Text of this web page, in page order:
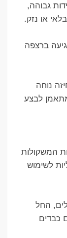
גבוהה,
או נזק.
ברצפה
נוחה
לבצע
המשקולות
לשימוש
החל
כבדים